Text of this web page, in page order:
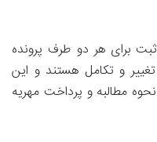
برای هر دو طرف پرونده
و تکامل هستند و این
مطالبه و پرداخت مهریه